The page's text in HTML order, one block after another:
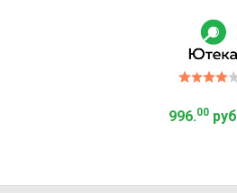
996.00руб